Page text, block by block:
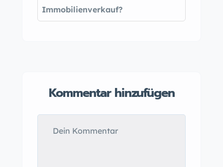
Immobilienverkauf?
Kommentar hinzufügen